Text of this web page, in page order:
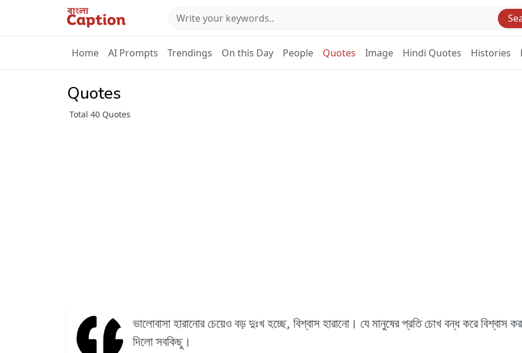
Home AI Prompts Trendings On this Day People Quotes Image Hindi Quotes Histories
Quotes
Total 40 Quotes
ভালোবাসা হারানোর চেয়েও বড় দুঃখ হচ্ছে, বিশ্বাস হারানো। যে মানুষের প্রতি চোখ বন্ধ করে বিশ্বাস
দিলো সবকিছু।